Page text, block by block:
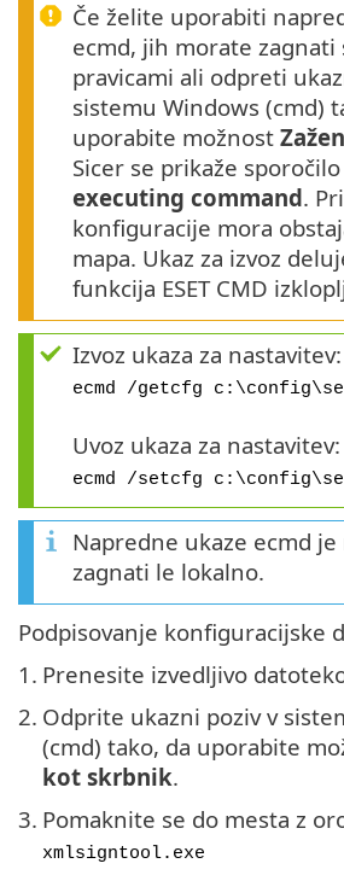
Če želite uporabiti
ecmd, jih morate zagnati
pravicami ali odpreti
sistemu Windows (cmd)
uporabite možnost
Sicer se prikaže sporočilo
executing command.
konfiguracije mora
mapa. Ukaz za izvoz
funkcija ESET CMD
Izvoz ukaza za nastavitev:
ecmd /getcfg
Uvoz ukaza za nastavitev:
ecmd /setcfg
Napredne ukaze ecmd je
zagnati le lokalno.
Podpisovanje konfiguracijske
1. Prenesite izvedljivo
2. Odprite ukazni poziv v
(cmd) tako, da uporabite
kot skrbnik.
3. Pomaknite se do mesta z
xmlsigntool.exe